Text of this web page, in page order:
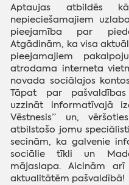
Aptaujas atbildēs
nepieciešamajiem
pieejamība par
Atgādinām, ka visa
pieejamajiem
atrodama interneta
novada sociālajos
Tāpat par
uzzināt informatīvajā
Vēstnesis” un,
atbilstošo jomu
secinām, ka galvenie
sociālie tīkli un
mājaslapa. Aicinām
aktualitātēm pašvaldībā!